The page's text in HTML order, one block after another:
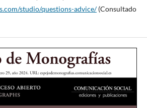
studio/questions-advice/(Consultado